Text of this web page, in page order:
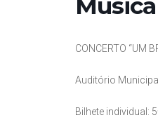
Música
CONCERTO “UM
Auditório
Bilhete individual: